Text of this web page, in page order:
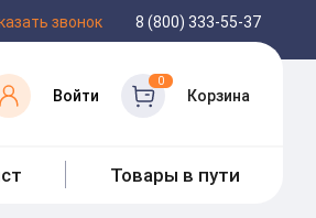
звонок 8 (800) 333-55-37
Войти
0
Корзина
Товары в пути